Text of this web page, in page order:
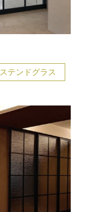
ステンドグラス